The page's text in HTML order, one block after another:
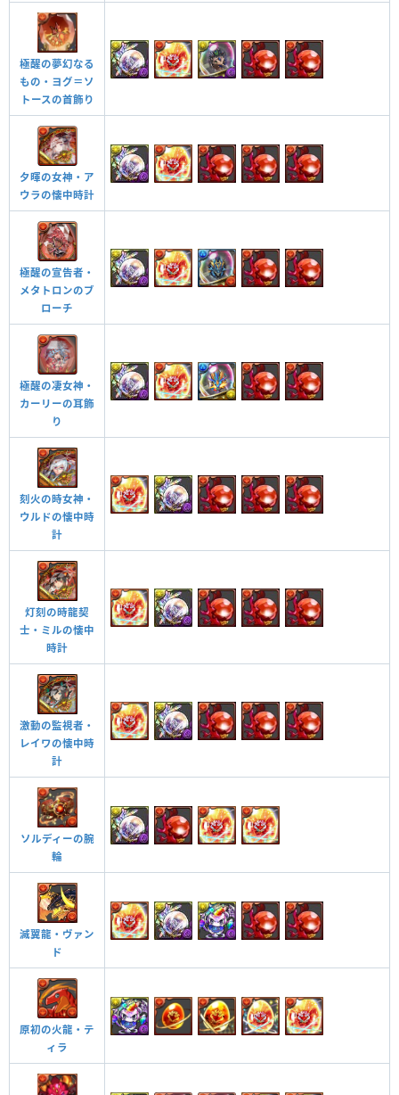
極醒の夢幻なる
もの・ヨグ＝ソ
トースの首飾り
夕暉の女神・ア
ウラの懐中時計
極醒の宣告者・
メタトロンのブ
ローチ
極醒の凄女神・
カーリーの耳飾
り
刻火の時女神・
ウルドの懐中時
計
灯刻の時龍契
士・ミルの懐中
時計
激動の監視者・
レイワの懐中時
計
ソルディーの腕
輪
滅翼龍・ヴァン
ド
原初の火龍・テ
ィラ